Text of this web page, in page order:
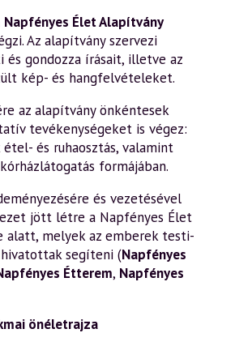
Napfényes Élet Alapítvány
Az alapítvány szervezi
és gondozza írásait, illetve az
kép- és hangfelvételeket.
az alapítvány önkéntesek
tevékenységeket is végez:
és ruhaosztás, valamint
formájában.
és vezetésével
jött létre a Napfényes Élet
alatt, melyek az emberek testi-
segíteni (Napfényes
Étterem, Napfényes
önéletrajza